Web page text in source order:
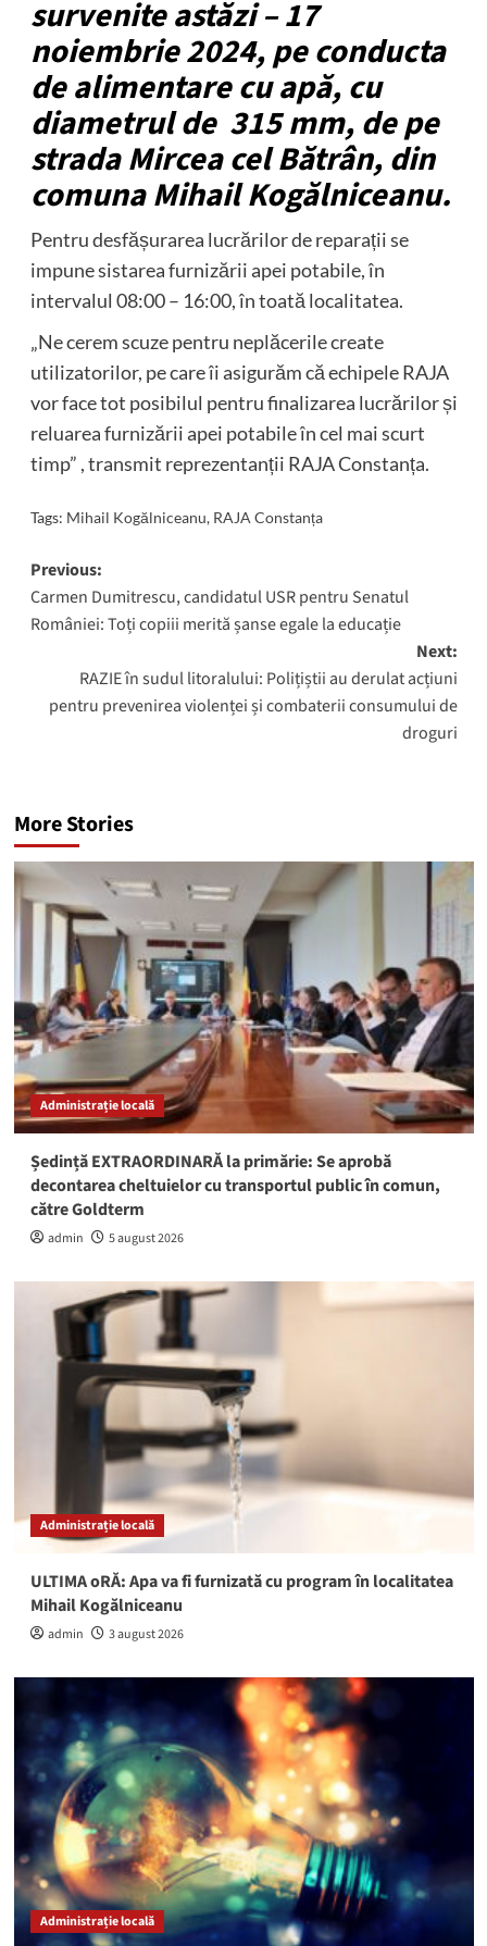
survenite astăzi – 17
noiembrie 2024, pe conducta
de alimentare cu apă, cu
diametrul de 315 mm, de pe
strada Mircea cel Bătrân, din
comuna Mihail Kogălniceanu.
Pentru desfășurarea lucrărilor de reparații se
impune sistarea furnizării apei potabile, în
intervalul 08:00 – 16:00, în toată localitatea.
„Ne cerem scuze pentru neplăcerile create
utilizatorilor, pe care îi asigurăm că echipele RAJA
vor face tot posibilul pentru finalizarea lucrărilor și
reluarea furnizării apei potabile în cel mai scurt
timp” , transmit reprezentanții RAJA Constanța.
Tags: Mihail Kogălniceanu, RAJA Constanța
Post
navigation
Previous:
Carmen Dumitrescu, candidatul USR pentru Senatul
României: Toți copiii merită șanse egale la educație
Next:
RAZIE în sudul litoralului: Polițiștii au derulat acțiuni
pentru prevenirea violenței și combaterii consumului de
droguri
More Stories
Administrație locală
Ședință EXTRAORDINARĂ la primărie: Se aprobă
decontarea cheltuielor cu transportul public în comun,
către Goldterm
admin 5 august 2026
Administrație locală
ULTIMA oRĂ: Apa va fi furnizată cu program în localitatea
Mihail Kogălniceanu
admin 3 august 2026
Administrație locală